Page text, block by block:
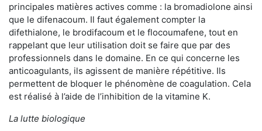
principales matières actives comme : la bromadiolone ainsi
que le difenacoum. Il faut également compter la
difethialone, le brodifacoum et le flocoumafene, tout en
rappelant que leur utilisation doit se faire que par des
professionnels dans le domaine. En ce qui concerne les
anticoagulants, ils agissent de manière répétitive. Ils
permettent de bloquer le phénomène de coagulation. Cela
est réalisé à l’aide de l’inhibition de la vitamine K.
La lutte biologique